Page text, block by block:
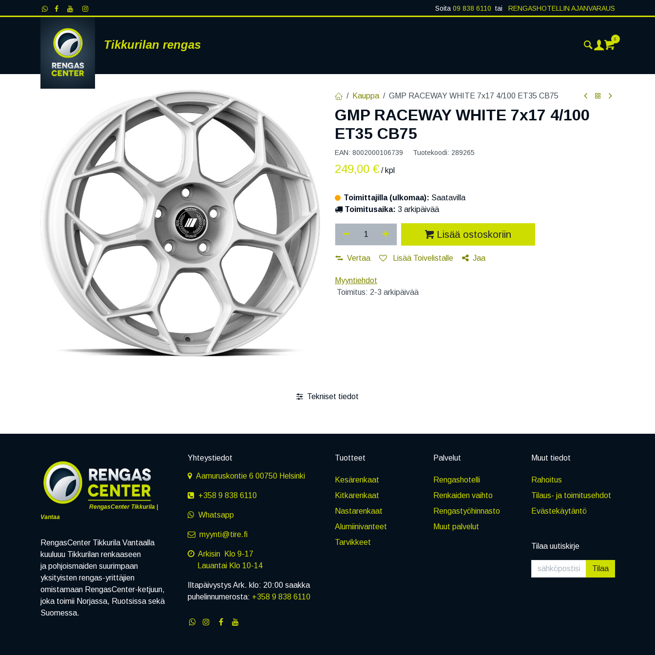
Siirry sisältöön Soita 09 838 6110 tai RENGASHOTELLIN AJANVARAUS
Tikkurilan rengas
RENKAAT
0
Kauppa GMP RACEWAY WHITE 7x17 4/100 ET35 CB75
GMP RACEWAY WHITE 7x17 4/100
ET35 CB75
EAN: 8002000106739 Tuotekoodi: 289265
249,00 € / kpl
Toimittajilla (ulkomaa): Saatavilla
Toimitusaika: 3 arkipäivää
Lisää ostoskoriin
Vertaa Lisää Toivelistalle Jaa
Myyntiehdot
Toimitus: 2-3 arkipäivää
Tekniset tiedot
RengasCenter Tikkurila |
Vantaa
RengasCenter Tikkurila Vantaalla
kuuluuu Tikkurilan renkaaseen
ja pohjoismaiden suurimpaan
yksityisten rengas-yrittäjien
omistamaan RengasCenter-ketjuun,
joka toimii Norjassa, Ruotsissa sekä
Suomessa.
Yhteystiedot
Aamuruskontie 6 00750 Helsinki
+358 9 838 6110
Whatsapp
myynti@tire.fi
Arkisin Klo 9-17
Lauantai Klo 10-14
Iltapäivystys Ark. klo: 20:00 saakka
puhelinnumerosta: +358 9 838 6110
Tuotteet
Kesärenkaat
Kitkarenkaat
Nastarenkaat
Alumiinivanteet
Tarvikkeet
Palvelut
Rengashotelli
Renkaiden vaihto
Rengastyöhinnasto
Muut palvelut
Muut tiedot
Rahoitus
Tilaus- ja toimitusehdot
Evästekäytäntö
Tilaa uutiskirje
Tilaa